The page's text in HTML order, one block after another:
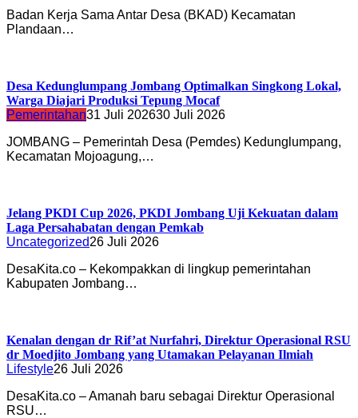
Badan Kerja Sama Antar Desa (BKAD) Kecamatan
Plandaan…
Desa Kedunglumpang Jombang Optimalkan Singkong Lokal,
Warga Diajari Produksi Tepung Mocaf
Pemerintahan31 Juli 202630 Juli 2026
JOMBANG – Pemerintah Desa (Pemdes) Kedunglumpang,
Kecamatan Mojoagung,…
Jelang PKDI Cup 2026, PKDI Jombang Uji Kekuatan dalam
Laga Persahabatan dengan Pemkab
Uncategorized26 Juli 2026
DesaKita.co – Kekompakkan di lingkup pemerintahan
Kabupaten Jombang…
Kenalan dengan dr Rif’at Nurfahri, Direktur Operasional RSU
dr Moedjito Jombang yang Utamakan Pelayanan Ilmiah
Lifestyle26 Juli 2026
DesaKita.co – Amanah baru sebagai Direktur Operasional
RSU…